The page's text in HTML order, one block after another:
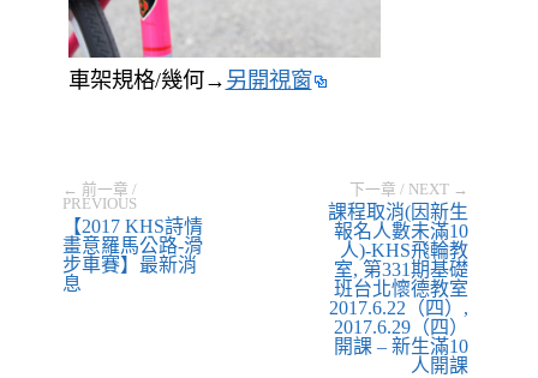
車架規格/幾何→ 另開視窗
← 前一章 /
PREVIOUS
【2017 KHS詩情
畫意羅馬公路-滑
步車賽】最新消
息
下一章 / NEXT →
課程取消(因新生
報名人數未滿10
人)-KHS飛輪教
室, 第331期基礎
班台北懷德教室
2017.6.22（四）,
2017.6.29（四）
開課 – 新生滿10
人開課